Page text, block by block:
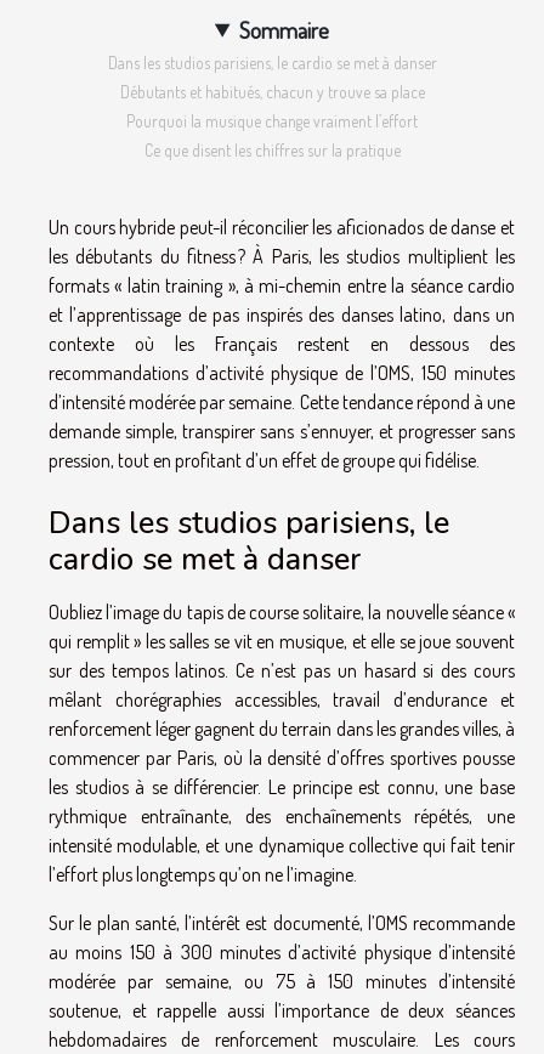
Sommaire
Dans les studios parisiens, le cardio se met à danser
Débutants et habitués, chacun y trouve sa place
Pourquoi la musique change vraiment l’effort
Ce que disent les chiffres sur la pratique
Un cours hybride peut-il réconcilier les aficionados de danse et
les débutants du fitness ? À Paris, les studios multiplient les
formats « latin training », à mi-chemin entre la séance cardio
et l’apprentissage de pas inspirés des danses latino, dans un
contexte où les Français restent en dessous des
recommandations d’activité physique de l’OMS, 150 minutes
d’intensité modérée par semaine. Cette tendance répond à une
demande simple, transpirer sans s’ennuyer, et progresser sans
pression, tout en profitant d’un effet de groupe qui fidélise.
Dans les studios parisiens, le
cardio se met à danser
Oubliez l’image du tapis de course solitaire, la nouvelle séance «
qui remplit » les salles se vit en musique, et elle se joue souvent
sur des tempos latinos. Ce n’est pas un hasard si des cours
mêlant chorégraphies accessibles, travail d’endurance et
renforcement léger gagnent du terrain dans les grandes villes, à
commencer par Paris, où la densité d’offres sportives pousse
les studios à se différencier. Le principe est connu, une base
rythmique entraînante, des enchaînements répétés, une
intensité modulable, et une dynamique collective qui fait tenir
l’effort plus longtemps qu’on ne l’imagine.
Sur le plan santé, l’intérêt est documenté, l’OMS recommande
au moins 150 à 300 minutes d’activité physique d’intensité
modérée par semaine, ou 75 à 150 minutes d’intensité
soutenue, et rappelle aussi l’importance de deux séances
hebdomadaires de renforcement musculaire. Les cours